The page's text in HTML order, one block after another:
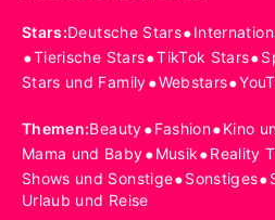
Stars:Deutsche Stars•
•Tierische Stars•TikTok Stars•
Stars und Family•Webstars•
Themen:Beauty•Fashion•Kino
Mama und Baby•Musik•Reality
Shows und Sonstige•Sonstiges•
Urlaub und Reise